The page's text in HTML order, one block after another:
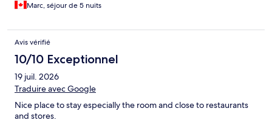
Marc, séjour de 5 nuits
Avis vérifié
10/10 Exceptionnel
19 juil. 2026
Traduire avec Google
Nice place to stay especially the room and close to restaurants
and stores.